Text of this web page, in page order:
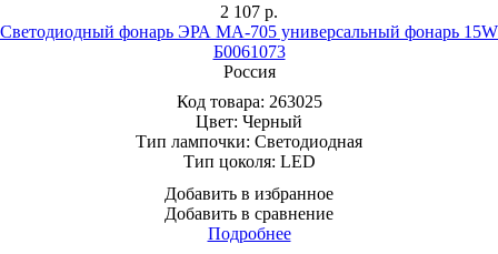
2 107 р.
Светодиодный фонарь ЭРА MA-705 универсальный фонарь 15W
Б0061073
Россия
Код товара: 263025
Цвет: Черный
Тип лампочки: Светодиодная
Тип цоколя: LED
Добавить в избранное
Добавить в сравнение
Подробнее